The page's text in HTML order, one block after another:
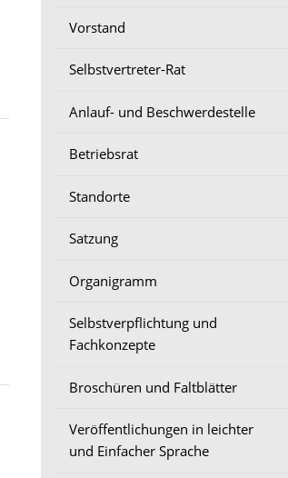
Vorstand
Selbstvertreter-Rat
Anlauf- und Beschwerdestelle
Betriebsrat
Standorte
Satzung
Organigramm
Selbstverpflichtung und
Fachkonzepte
Broschüren und Faltblätter
Veröffentlichungen in leichter
und Einfacher Sprache